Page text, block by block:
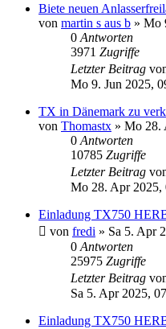
Biete neuen
von martin s aus b » Mo
0 Antworten
3971 Zugriffe
Letzter Beitrag
Mo 9. Jun 2025,
TX in Dänemark zu
von Thomastx » Mo 28.
0 Antworten
10785 Zugriffe
Letzter Beitrag
Mo 28. Apr 2025,
Einladung TX750
von fredi » Sa 5. Apr
0 Antworten
25975 Zugriffe
Letzter Beitrag
Sa 5. Apr 2025,
Einladung TX750